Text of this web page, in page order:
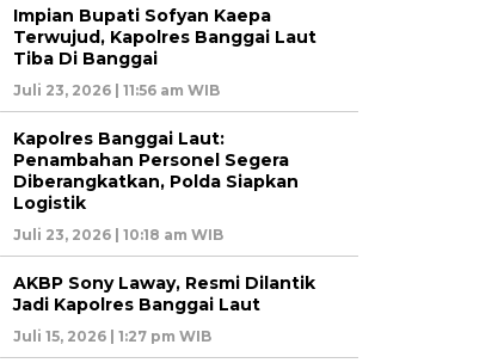
Impian Bupati Sofyan Kaepa
Terwujud, Kapolres Banggai Laut
Tiba Di Banggai
Juli 23, 2026 | 11:56 am WIB
Kapolres Banggai Laut:
Penambahan Personel Segera
Diberangkatkan, Polda Siapkan
Logistik
Juli 23, 2026 | 10:18 am WIB
AKBP Sony Laway, Resmi Dilantik
Jadi Kapolres Banggai Laut
Juli 15, 2026 | 1:27 pm WIB